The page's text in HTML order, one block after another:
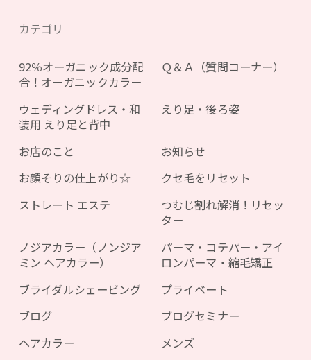
カテゴリ
92％オーガニック成分配
合！オーガニックカラー
Ｑ＆Ａ（質問コーナー）
ウェディングドレス・和
装用 えり足と背中
えり足・後ろ姿
お店のこと
お知らせ
お顔そりの仕上がり☆
クセ毛をリセット
ストレート エステ
つむじ割れ解消！リセッ
ター
ノジアカラー（ノンジア
ミン ヘアカラー）
パーマ・コテパー・アイ
ロンパーマ・縮毛矯正
ブライダルシェービング
プライベート
ブログ
ブログセミナー
ヘアカラー
メンズ